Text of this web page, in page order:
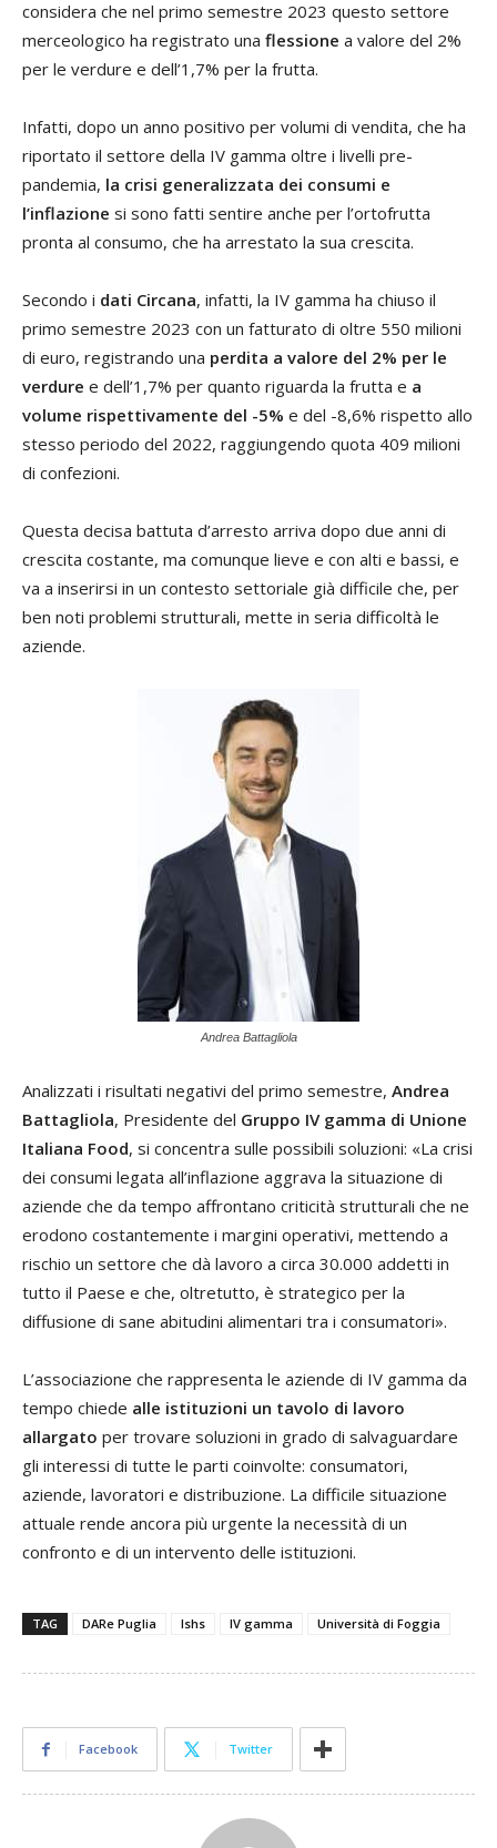
considera che nel primo semestre 2023 questo settore
merceologico ha registrato una flessione a valore del 2%
per le verdure e dell’1,7% per la frutta.
Infatti, dopo un anno positivo per volumi di vendita, che ha
riportato il settore della IV gamma oltre i livelli pre-
pandemia, la crisi generalizzata dei consumi e
l’inflazione si sono fatti sentire anche per l’ortofrutta
pronta al consumo, che ha arrestato la sua crescita.
Secondo i dati Circana, infatti, la IV gamma ha chiuso il
primo semestre 2023 con un fatturato di oltre 550 milioni
di euro, registrando una perdita a valore del 2% per le
verdure e dell’1,7% per quanto riguarda la frutta e a
volume rispettivamente del -5% e del -8,6% rispetto allo
stesso periodo del 2022, raggiungendo quota 409 milioni
di confezioni.
Questa decisa battuta d’arresto arriva dopo due anni di
crescita costante, ma comunque lieve e con alti e bassi, e
va a inserirsi in un contesto settoriale già difficile che, per
ben noti problemi strutturali, mette in seria difficoltà le
aziende.
Andrea Battagliola
Analizzati i risultati negativi del primo semestre, Andrea
Battagliola, Presidente del Gruppo IV gamma di Unione
Italiana Food, si concentra sulle possibili soluzioni: «La crisi
dei consumi legata all’inflazione aggrava la situazione di
aziende che da tempo affrontano criticità strutturali che ne
erodono costantemente i margini operativi, mettendo a
rischio un settore che dà lavoro a circa 30.000 addetti in
tutto il Paese e che, oltretutto, è strategico per la
diffusione di sane abitudini alimentari tra i consumatori».
L’associazione che rappresenta le aziende di IV gamma da
tempo chiede alle istituzioni un tavolo di lavoro
allargato per trovare soluzioni in grado di salvaguardare
gli interessi di tutte le parti coinvolte: consumatori,
aziende, lavoratori e distribuzione. La difficile situazione
attuale rende ancora più urgente la necessità di un
confronto e di un intervento delle istituzioni.
TAG DARe Puglia Ishs IV gamma Università di Foggia
Facebook Twitter